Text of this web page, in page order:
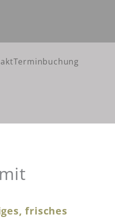
Terminbuchung
frisches